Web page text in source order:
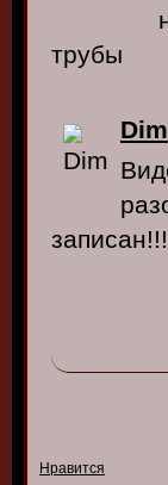
трубы
Dim
записан!!!
Нравится